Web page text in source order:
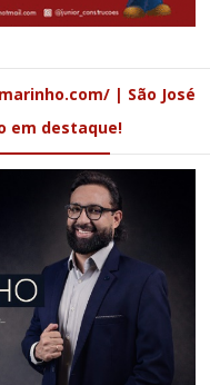
| São José
em destaque!